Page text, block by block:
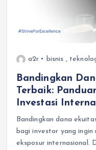
a2r bisnis ,
Bandingkan
Terbaik:
Investasi
Bandingkan dana
bagi investor yang
eksposur internasional.